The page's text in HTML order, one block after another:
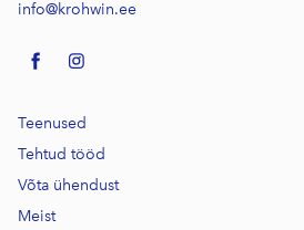
info@krohwin.ee
Teenused
Tehtud tööd
Võta ühendust
Meist